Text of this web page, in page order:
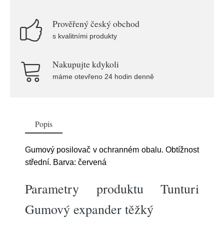
Prověřený český obchod
s kvalitními produkty
Nakupujte kdykoli
máme otevřeno 24 hodin denně
Popis
Gumový posilovač v ochranném obalu. Obtížnost
střední. Barva: červená
Parametry produktu Tunturi
Gumový expander těžký